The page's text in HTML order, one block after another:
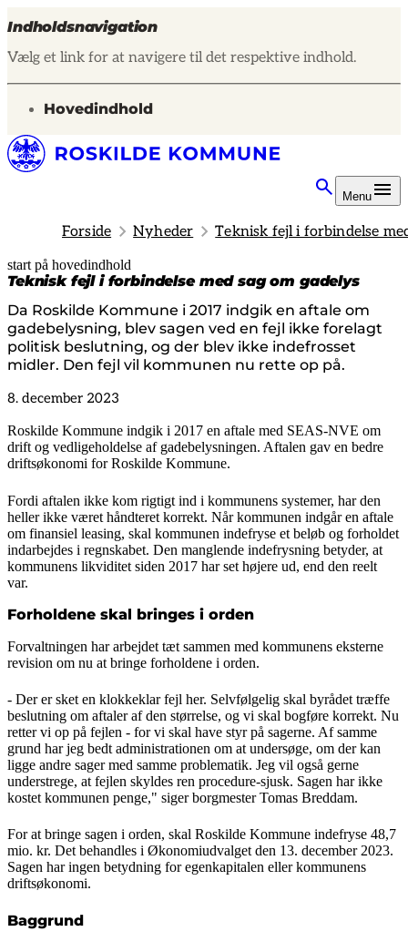
Indholdsnavigation
Vælg et link for at navigere til det respektive indhold.
gå til
Hovedindhold
Menu
Forside Nyheder Teknisk fejl i forbindelse
start på hovedindhold
Teknisk fejl i forbindelse med sag om gadelys
Da Roskilde Kommune i 2017 indgik en aftale om
gadebelysning, blev sagen ved en fejl ikke forelagt
politisk beslutning, og der blev ikke indefrosset
midler. Den fejl vil kommunen nu rette op på.
8. december 2023
senest opdateret 14. januar 2025
Roskilde Kommune indgik i 2017 en aftale med SEAS-NVE om
drift og vedligeholdelse af gadebelysningen. Aftalen gav en bedre
driftsøkonomi for Roskilde Kommune.
Fordi aftalen ikke kom rigtigt ind i kommunens systemer, har den
heller ikke været håndteret korrekt. Når kommunen indgår en aftale
om finansiel leasing, skal kommunen indefryse et beløb og forholdet
indarbejdes i regnskabet. Den manglende indefrysning betyder, at
kommunens likviditet siden 2017 har set højere ud, end den reelt
var.
Forholdene skal bringes i orden
Forvaltningen har arbejdet tæt sammen med kommunens eksterne
revision om nu at bringe forholdene i orden.
- Der er sket en klokkeklar fejl her. Selvfølgelig skal byrådet træffe
beslutning om aftaler af den størrelse, og vi skal bogføre korrekt. Nu
retter vi op på fejlen - for vi skal have styr på sagerne. Af samme
grund har jeg bedt administrationen om at undersøge, om der kan
ligge andre sager med samme problematik. Jeg vil også gerne
understrege, at fejlen skyldes ren procedure-sjusk. Sagen har ikke
kostet kommunen penge," siger borgmester Tomas Breddam.
For at bringe sagen i orden, skal Roskilde Kommune indefryse 48,7
mio. kr. Det behandles i Økonomiudvalget den 13. december 2023.
Sagen har ingen betydning for egenkapitalen eller kommunens
driftsøkonomi.
Baggrund